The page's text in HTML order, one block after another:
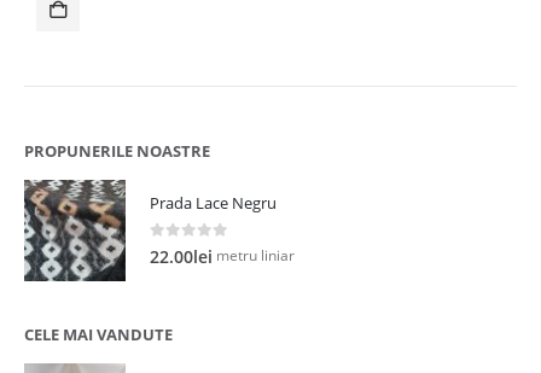
PROPUNERILE NOASTRE
Prada Lace Negru
0out of 5
22.00lei metru liniar
CELE MAI VANDUTE